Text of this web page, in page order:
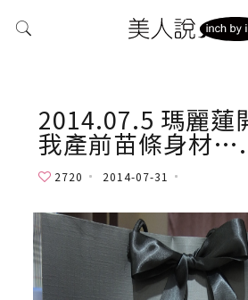
2014.07.5 瑪麗
我產前苗條身材….
2720 2014-07-31